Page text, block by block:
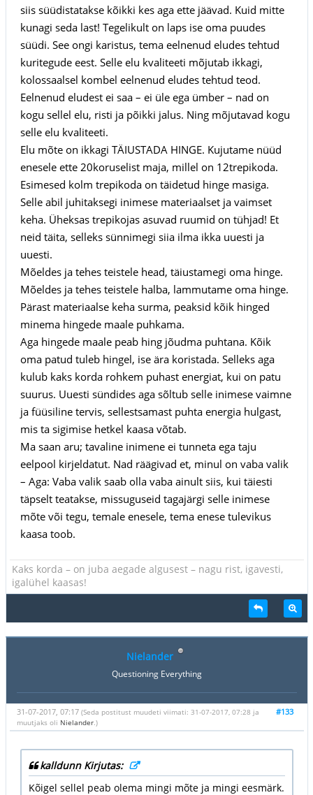
siis süüdistatakse kõikki kes aga ette jäävad. Kuid mitte
kunagi seda last! Tegelikult on laps ise oma puudes
süüdi. See ongi karistus, tema eelnenud eludes tehtud
kuritegude eest. Selle elu kvaliteeti mõjutab ikkagi,
kolossaalsel kombel eelnenud eludes tehtud teod.
Eelnenud eludest ei saa – ei üle ega ümber – nad on
kogu sellel elu, risti ja põikki jalus. Ning mõjutavad kogu
selle elu kvaliteeti.
Elu mõte on ikkagi TÄIUSTADA HINGE. Kujutame nüüd
enesele ette 20koruselist maja, millel on 12trepikoda.
Esimesed kolm trepikoda on täidetud hinge masiga.
Selle abil juhitaksegi inimese materiaalset ja vaimset
keha. Üheksas trepikojas asuvad ruumid on tühjad! Et
neid täita, selleks sünnimegi siia ilma ikka uuesti ja
uuesti.
Mõeldes ja tehes teistele head, täiustamegi oma hinge.
Mõeldes ja tehes teistele halba, lammutame oma hinge.
Pärast materiaalse keha surma, peaksid kõik hinged
minema hingede maale puhkama.
Aga hingede maale peab hing jõudma puhtana. Kõik
oma patud tuleb hingel, ise ära koristada. Selleks aga
kulub kaks korda rohkem puhast energiat, kui on patu
suurus. Uuesti sündides aga sõltub selle inimese vaimne
ja füüsiline tervis, sellestsamast puhta energia hulgast,
mis ta sigimise hetkel kaasa võtab.
Ma saan aru; tavaline inimene ei tunneta ega taju
eelpool kirjeldatut. Nad räägivad et, minul on vaba valik
– Aga: Vaba valik saab olla vaba ainult siis, kui täiesti
täpselt teatakse, missuguseid tagajärgi selle inimese
mõte või tegu, temale enesele, tema enese tulevikus
kaasa toob.
Kaks korda – on juba aegade algusest – nagu rist, igavesti,
igalühel kaasas!
Nielander
Questioning Everything
#133
31-07-2017, 07:17 (Seda postitust muudeti viimati: 31-07-2017, 07:28 ja
muutjaks oli Nielander.)
kalldunn Kirjutas:
Kõigel sellel peab olema mingi mõte ja mingi eesmärk.